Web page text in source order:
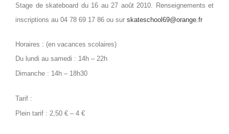
Stage de skateboard du 16 au 27 août 2010. Renseignements et
inscriptions au 04 78 69 17 86 ou sur skateschool69@orange.fr
Horaires : (en vacances scolaires)
Du lundi au samedi : 14h – 22h
Dimanche : 14h – 18h30
Tarif :
Plein tarif : 2,50 € – 4 €